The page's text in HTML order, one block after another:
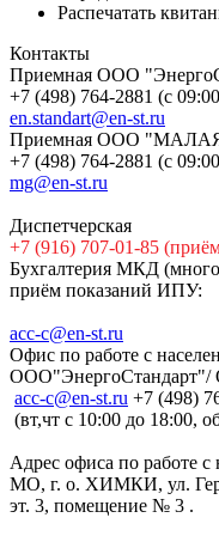
Распечатать
Контакты
Приемная ООО
+7 (498) 764-2881 (с
en.standart@en-st.ru
Приемная ООО
+7 (498) 764-2881 (с
mg@en-st.ru
Диспетчерская
+7 (916) 707-01-85
Бухгалтерия МКД
приём показаний ИПУ:
acc-c@en-st.ru
Офис по работе с
асс-с@en-st.ru +7 (498)
(вт,чт с 10:00 до 18:00,
Адрес офиса по работе с
МО, г. о. ХИМКИ, ул.
эт. 3, помещение № 3 .